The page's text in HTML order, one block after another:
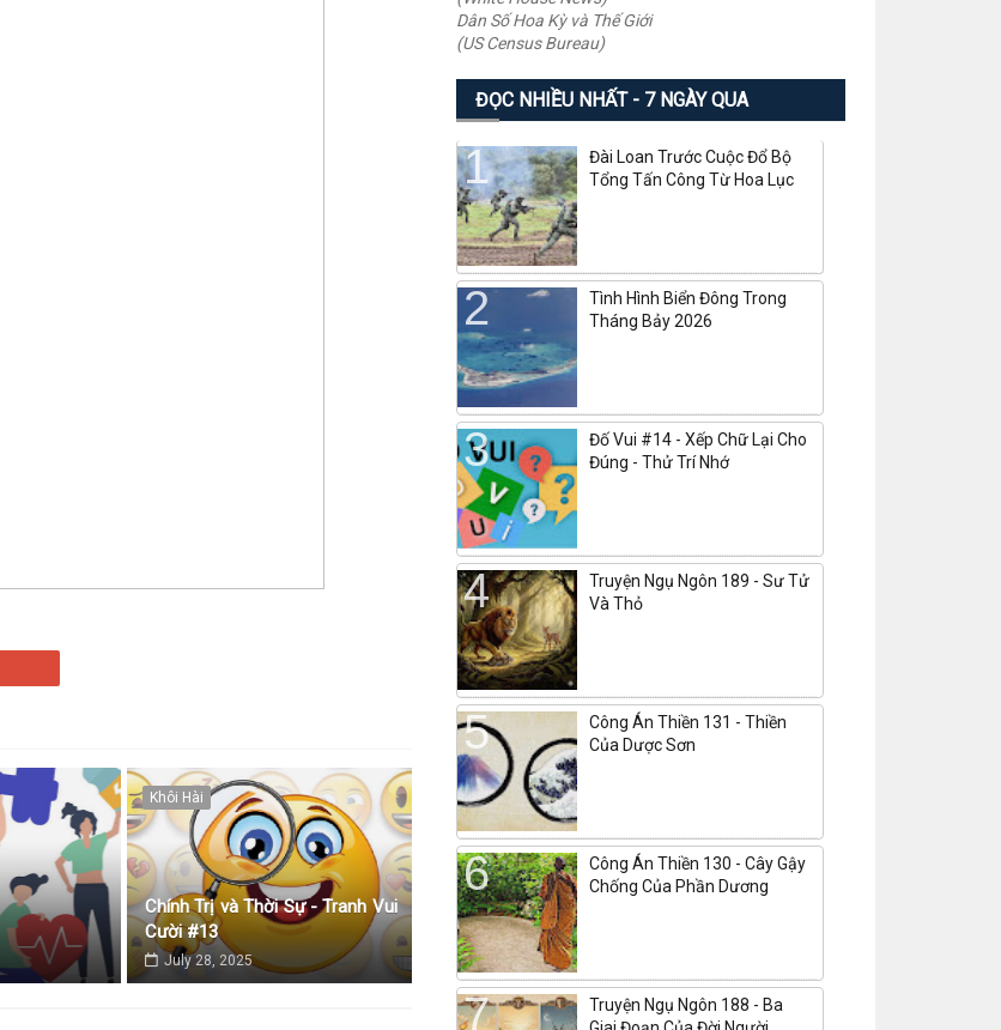
Khôi Hài
Chính Trị và Thời Sự - Tranh Vui
Cười #13
July 28, 2025
Dân Số Hoa Kỳ và Thế Giới
(US Census Bureau)
ĐỌC NHIỀU NHẤT - 7 NGÀY QUA
Đài Loan Trước Cuộc Đổ Bộ
Tổng Tấn Công Từ Hoa Lục
Tình Hình Biển Đông Trong
Tháng Bảy 2026
Đố Vui #14 - Xếp Chữ Lại Cho
Đúng - Thử Trí Nhớ
Truyện Ngụ Ngôn 189 - Sư Tử
Và Thỏ
Công Án Thiền 131 - Thiền
Của Dược Sơn
Công Án Thiền 130 - Cây Gậy
Chống Của Phần Dương
Truyện Ngụ Ngôn 188 - Ba